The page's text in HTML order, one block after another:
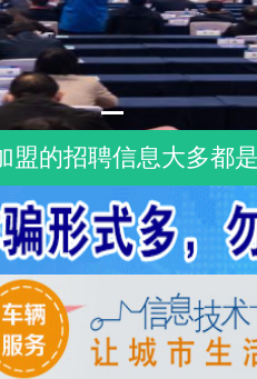
的招聘信息大多都